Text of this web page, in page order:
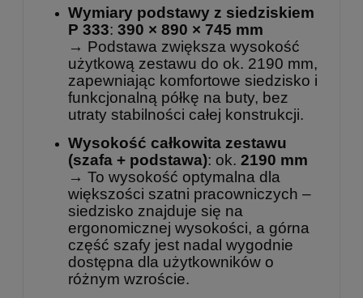
Wymiary podstawy z siedziskiem
P 333: 390 × 890 × 745 mm
→ Podstawa zwiększa wysokość
użytkową zestawu do ok. 2190 mm,
zapewniając komfortowe siedzisko i
funkcjonalną półkę na buty, bez
utraty stabilności całej konstrukcji.
Wysokość całkowita zestawu
(szafa + podstawa): ok. 2190 mm
→ To wysokość optymalna dla
większości szatni pracowniczych –
siedzisko znajduje się na
ergonomicznej wysokości, a górna
część szafy jest nadal wygodnie
dostępna dla użytkowników o
różnym wzroście.